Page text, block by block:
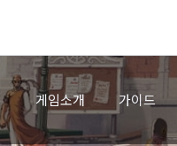
게임소개 가이드